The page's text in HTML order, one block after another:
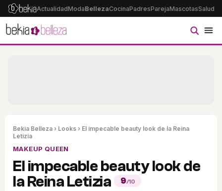
ActualidadModaBellezaCocinaPadresParejaMascotasSalud
Bekia Belleza › Looks › El impecable beauty look de la Reina
Letizia
MAKEUP QUEEN
El impecable beauty look de
la Reina Letizia
9/10